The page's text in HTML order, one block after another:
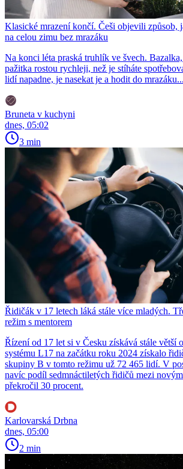
Klasické mrazení končí. Češi objevili způsob,
na celou zimu bez mrazáku
Na konci léta praská truhlík ve švech.
pažitka rostou rychleji, než je stíháte
lidí napadne, je nasekat je a hodit do
Bruneta v kuchyni
dnes, 05:02
3 min
Řidičák v 17 letech láká stále více mladých.
režim s mentorem
Řízení od 17 let si v Česku získává stále větší
systému L17 na začátku roku 2024 získalo
skupiny B v tomto režimu už 72 465 lidí. V
navíc podíl sedmnáctiletých řidičů mezi
překročil 30 procent.
Karlovarská Drbna
dnes, 05:00
2 min